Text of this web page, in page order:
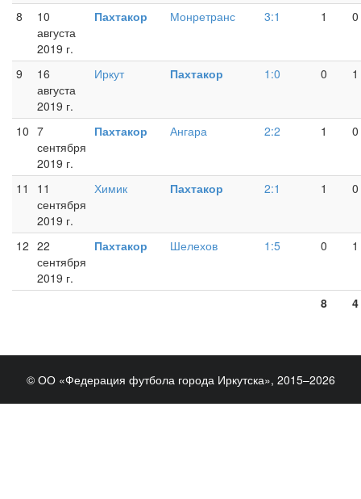
8
10
августа
2019 г.
Пахтакор Монретранс 3:1 1 0
9
16
августа
2019 г.
Иркут Пахтакор 1:0 0 1
10 7
сентября
2019 г.
Пахтакор Ангара 2:2 1 0
11
11
сентября
2019 г.
Химик Пахтакор 2:1 1 0
12 22
сентября
2019 г.
Пахтакор Шелехов 1:5 0 1
8 4
© ОО «Федерация футбола города Иркутска», 2015–2026